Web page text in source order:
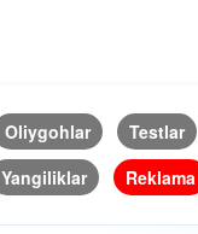
Oliygohlar Testlar
Yangiliklar
Reklama